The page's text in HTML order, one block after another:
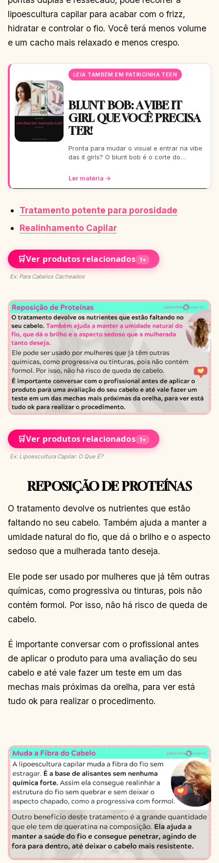
lipoescultura capilar para acabar com o frizz,
hidratar e controlar o fio. Você terá menos volume
e um cacho mais relaxado e menos crespo.
LEIA TAMBÉM EM PATRICINHA TEEN
BLUNT BOB: A VIBE IT
GIRL QUE VOCÊ PRECISA
TER!
Pronta para mudar o visual e entrar na vibe
das it girls? O blunt bob é o corte do
Vem ver como ele
Ler matéria →
Tratamento potente para porosidade
Realinhamento Capilar
🛒Ver produtos relacionados 1▾
Ex: Para Cabelos Cacheados
🛒Ver produtos relacionados 1▾
Ex: Lipoescultura Capilar: O Que É?
REPOSIÇÃO DE PROTEÍNAS
O tratamento devolve os nutrientes que estão
faltando no seu cabelo. Também ajuda a manter a
umidade natural do fio, que dá o brilho e o aspecto
sedoso que a mulherada tanto deseja.
Ele pode ser usado por mulheres que já têm outras
químicas, como progressiva ou tinturas, pois não
contém formol. Por isso, não há risco de queda de
cabelo.
É importante conversar com o profissional antes
de aplicar o produto para uma avaliação do seu
cabelo e até vale fazer um teste em um das
mechas mais próximas da orelha, para ver está
tudo ok para realizar o procedimento.